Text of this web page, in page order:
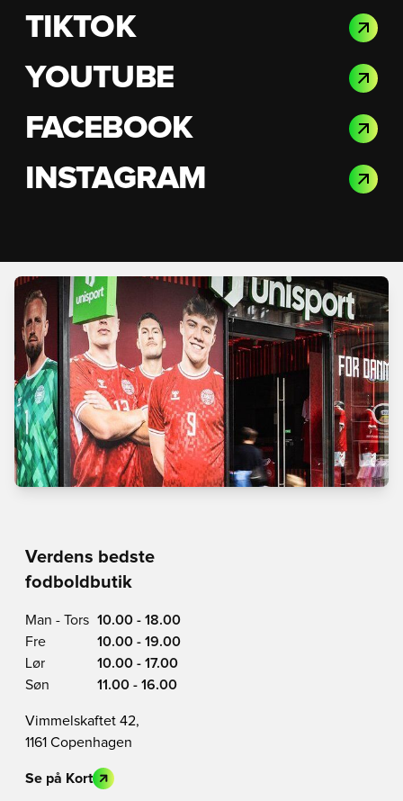
TIKTOK
YOUTUBE
FACEBOOK
INSTAGRAM
Verdens bedste
fodboldbutik
Man - Tors 10.00 - 18.00
Fre
10.00 - 19.00
Lør
10.00 - 17.00
Søn
11.00 - 16.00
Vimmelskaftet 42,
1161 Copenhagen
Se på Kort